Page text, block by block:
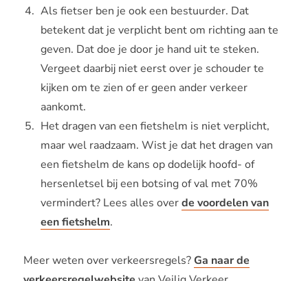
Als fietser ben je ook een bestuurder. Dat
betekent dat je verplicht bent om richting aan te
geven. Dat doe je door je hand uit te steken.
Vergeet daarbij niet eerst over je schouder te
kijken om te zien of er geen ander verkeer
aankomt.
Het dragen van een fietshelm is niet verplicht,
maar wel raadzaam. Wist je dat het dragen van
een fietshelm de kans op dodelijk hoofd- of
hersenletsel bij een botsing of val met 70%
vermindert? Lees alles overde voordelen van
een fietshelm.
Meer weten over verkeersregels? Ga naar de